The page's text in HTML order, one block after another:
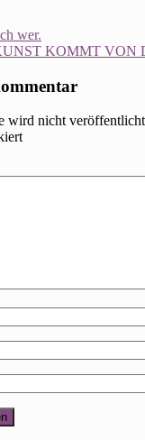
wer.
KOMMT VON
wird nicht